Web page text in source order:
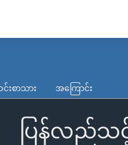
းစာသား အကြောင်း
ပြန်လည်သင့်